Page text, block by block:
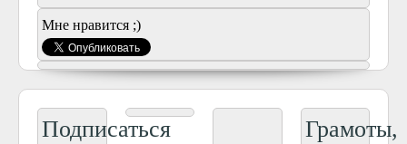
Мне нравится ;)
Подписаться
Грамоты,